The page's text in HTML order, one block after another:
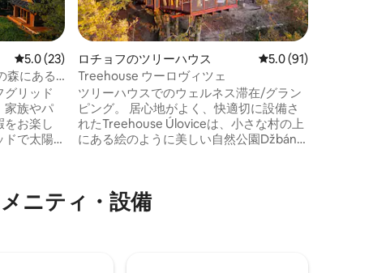
レビュー23件、5つ星中5.0つ星の平均評価
5.0 (23)
森にある
グリッド
家族やパ
をお楽し
ドで太陽
過ごす心
イルをお
ロチョフのツリーハウス レビュー91件、5つ
5.0 (91)
Treehouse ウーロヴィツェ
ツリーハウスでのウェルネス滞在/グラン
ピング。 居心地がよく、快適切に設備さ
れたTreehouse Úloviceは、小さな村の上
にある絵のように美しい自然公園Džbán
ています。ツリーハウスへの階段は6段し
かありませんが、テラスは約7メートルの
ニティ・設備